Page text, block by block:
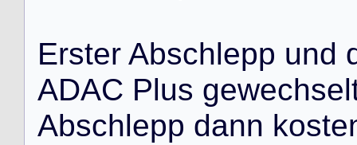
Erster Abschlepp und
ADAC Plus gewechsel
Abschlepp dann koste